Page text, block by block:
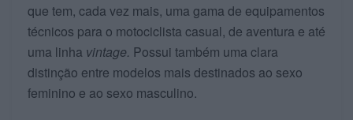
que tem, cada vez mais, uma gama de equipamentos
técnicos para o motociclista casual, de aventura e até
uma linha vintage. Possui também uma clara
distinção entre modelos mais destinados ao sexo
feminino e ao sexo masculino.